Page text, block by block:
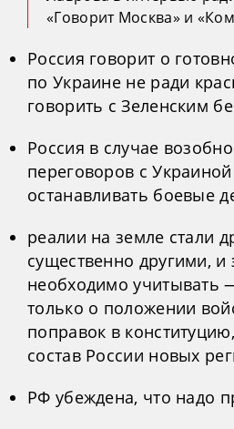
«Говорит Москва» и
Россия говорит о
по Украине не ради
говорить с Зеленским
Россия в случае
переговоров с
останавливать боевые
реалии на земле стали
существенно другими, и
необходимо учитывать
только о положении
поправок в
состав России новых
РФ убеждена, что надо